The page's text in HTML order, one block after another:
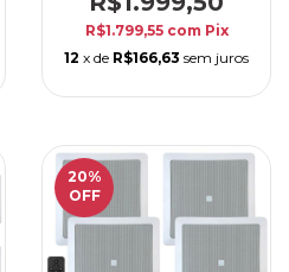
R$1.799,55 com Pix
12 x de R$166,63 sem juros
20%
OFF